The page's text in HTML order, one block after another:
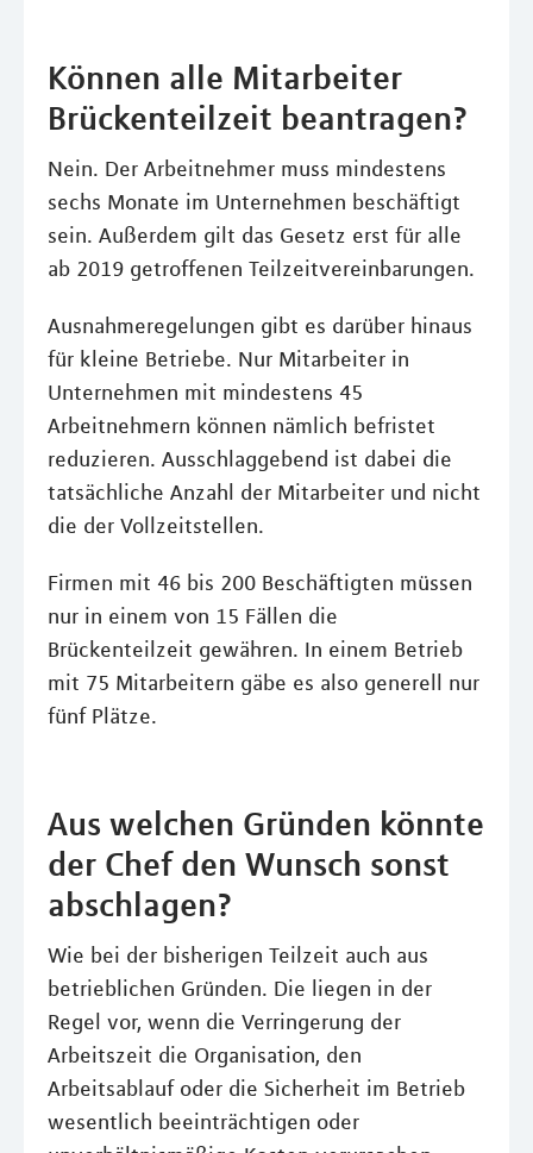
Können alle Mitarbeiter
Brückenteilzeit beantragen?
Nein. Der Arbeitnehmer muss mindestens
sechs Monate im Unternehmen beschäftigt
sein. Außerdem gilt das Gesetz erst für alle
ab 2019 getroffenen Teilzeitvereinbarungen.
Ausnahmeregelungen gibt es darüber hinaus
für kleine Betriebe. Nur Mitarbeiter in
Unternehmen mit mindestens 45
Arbeitnehmern können nämlich befristet
reduzieren. Ausschlaggebend ist dabei die
tatsächliche Anzahl der Mitarbeiter und nicht
die der Vollzeitstellen.
Firmen mit 46 bis 200 Beschäftigten müssen
nur in einem von 15 Fällen die
Brückenteilzeit gewähren. In einem Betrieb
mit 75 Mitarbeitern gäbe es also generell nur
fünf Plätze.
Aus welchen Gründen könnte
der Chef den Wunsch sonst
abschlagen?
Wie bei der bisherigen Teilzeit auch aus
betrieblichen Gründen. Die liegen in der
Regel vor, wenn die Verringerung der
Arbeitszeit die Organisation, den
Arbeitsablauf oder die Sicherheit im Betrieb
wesentlich beeinträchtigen oder